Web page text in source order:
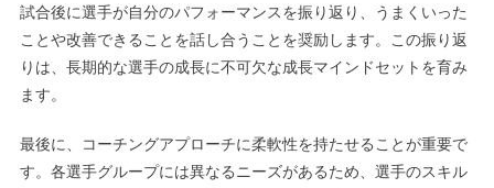
試合後に選手が自分のパフォーマンスを振り返り、うまくいった
ことや改善できることを話し合うことを奨励します。この振り返
りは、長期的な選手の成長に不可欠な成長マインドセットを育み
ます。
最後に、コーチングアプローチに柔軟性を持たせることが重要で
す。各選手グループには異なるニーズがあるため、選手のスキル